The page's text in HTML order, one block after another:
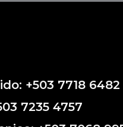
+503 7718 6482
7235 4757